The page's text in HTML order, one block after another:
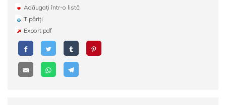
Adăugați într-o listă
Tipăriți
Export pdf